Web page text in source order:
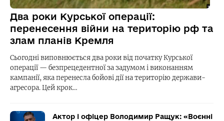
Два роки Курської операції:
перенесення війни на територію рф та
злам планів Кремля
Сьогодні виповнюється два роки від початку Курської
операції — безпрецедентної за задумом і виконанням
кампанії, яка перенесла бойові дії на територію держави-
агресора. Цей крок…
Актор і офіцер Володимир Ращук: «Воєнні